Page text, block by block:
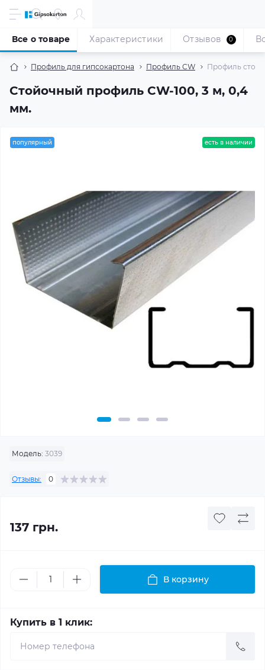
Профиль для гипсокартона Профиль CW Профиль
Стойочный профиль CW-100, 3 м, 0,4
мм.
Все о товаре Характеристики Отзывов 0
популярный есть в наличии
Модель: 3039
Отзывы: 0
137 грн.
В корзину
Купить в 1 клик: